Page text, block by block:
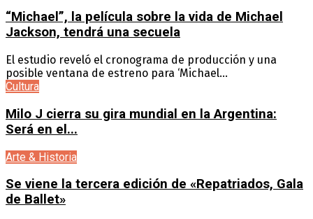
“Michael”, la película sobre la vida de Michael
Jackson, tendrá una secuela
El estudio reveló el cronograma de producción y una
posible ventana de estreno para ‘Michael...
Cultura
Milo J cierra su gira mundial en la Argentina:
Será en el...
Arte & Historia
Se viene la tercera edición de «Repatriados, Gala
de Ballet»